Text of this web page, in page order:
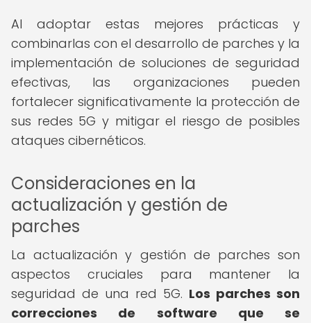
Al adoptar estas mejores prácticas y
combinarlas con el desarrollo de parches y la
implementación de soluciones de seguridad
efectivas, las organizaciones pueden
fortalecer significativamente la protección de
sus redes 5G y mitigar el riesgo de posibles
ataques cibernéticos.
Consideraciones en la
actualización y gestión de
parches
La actualización y gestión de parches son
aspectos cruciales para mantener la
seguridad de una red 5G. Los parches son
correcciones de software que se